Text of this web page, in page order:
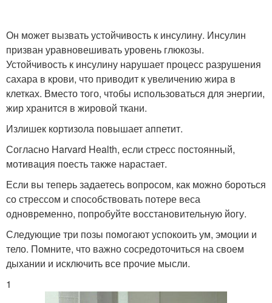
Он может вызвать устойчивость к инсулину. Инсулин
призван уравновешивать уровень глюкозы.
Устойчивость к инсулину нарушает процесс разрушения
сахара в крови, что приводит к увеличению жира в
клетках. Вместо того, чтобы использоваться для энергии,
жир хранится в жировой ткани.
Излишек кортизола повышает аппетит.
Согласно Harvard Health, если стресс постоянный,
мотивация поесть также нарастает.
Если вы теперь задаетесь вопросом, как можно бороться
со стрессом и способствовать потере веса
одновременно, попробуйте восстановительную йогу.
Следующие три позы помогают успокоить ум, эмоции и
тело. Помните, что важно сосредоточиться на своем
дыхании и исключить все прочие мысли.
1